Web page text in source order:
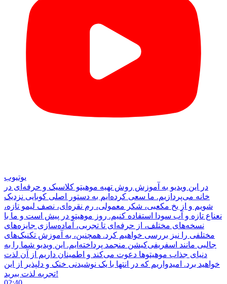
یوتیوب
در این ویدیو به آموزش روش تهیه موهیتو کلاسیک و حرفه‌ای در
خانه می‌پردازیم. ما سعی کرده‌ایم به دستور اصلی کوبایی نزدیک
شویم و از یخ مکعبی، شکر معمولی، رم نقره‌ای، نصف لیمو تازه،
نعناع تازه و آب سودا استفاده کنیم. روز موهیتو در پیش است و ما با
نسخه‌های مختلف، از حرفه‌ای تا تجربی، آماده‌سازی جایزه‌های
مختلفی را نیز بررسی خواهیم کرد. همچنین، به آموزش تکنیک‌های
جالبی مانند اسفریفی‌کیشن منجمد پرداخته‌ایم. این ویدیو شما را به
دنیای جذاب موهیتوها دعوت می‌کند و اطمینان داریم از آن لذت
خواهید برد. امیدواریم که در انتها با یک نوشیدنی خنک و دلپذیر از این
تجربه لذت ببرید!